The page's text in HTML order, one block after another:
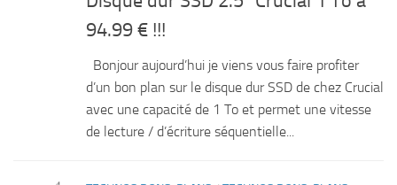
94.99 € !!!
Bonjour aujourd’hui je viens vous faire profiter
d’un bon plan sur le disque dur SSD de chez Crucial
avec une capacité de 1 To et permet une vitesse
de lecture / d’écriture séquentielle...